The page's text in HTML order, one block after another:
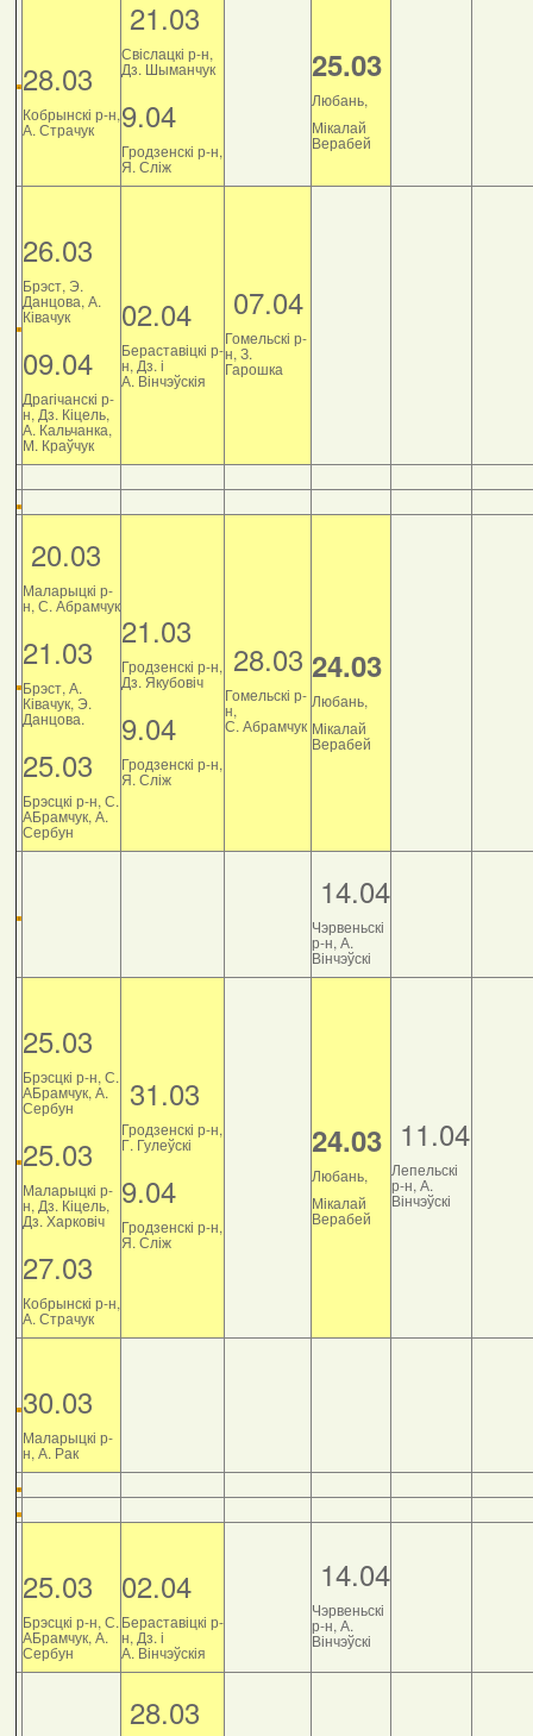
28.03
Кобрынскі р-н,
А. Страчук
21.03
Свіслацкі р-н,
Дз. Шыманчук
9.04
Гродзенскі р-н,
Я. Сліж
25.03
Любань,
Мікалай
Верабей
26.03
Брэст, Э.
Данцова, А.
Ківачук
09.04
Драгічанскі р-
н, Дз. Кіцель,
А. Кальчанка,
М. Краўчук
02.04
Бераставіцкі р-
н, Дз. і
А. Вінчэўскія
07.04
Гомельскі р-
н, З.
Гарошка
20.03
Маларыцкі р-
н, С. Абрамчук
21.03
Брэст, А.
Ківачук, Э.
Данцова.
25.03
Брэсцкі р-н, С.
АБрамчук, А.
Сербун
21.03
Гродзенскі р-н,
Дз. Якубовіч
9.04
Гродзенскі р-н,
Я. Сліж
28.03
Гомельскі р-
н,
С. Абрамчук
24.03
Любань,
Мікалай
Верабей
14.04
Чэрвеньскі
р-н, А.
Вінчэўскі
25.03
Брэсцкі р-н, С.
АБрамчук, А.
Сербун
25.03
Маларыцкі р-
н, Дз. Кіцель,
Дз. Харковіч
27.03
Кобрынскі р-н,
А. Страчук
31.03
Гродзенскі р-н,
Г. Гулеўскі
9.04
Гродзенскі р-н,
Я. Сліж
24.03
Любань,
Мікалай
Верабей
11.04
Лепельскі
р-н, А.
Вінчэўскі
30.03
Маларыцкі р-
н, А. Рак
25.03
Брэсцкі р-н, С.
АБрамчук, А.
Сербун
02.04
Бераставіцкі р-
н, Дз. і
А. Вінчэўскія
14.04
Чэрвеньскі
р-н, А.
Вінчэўскі
28.03